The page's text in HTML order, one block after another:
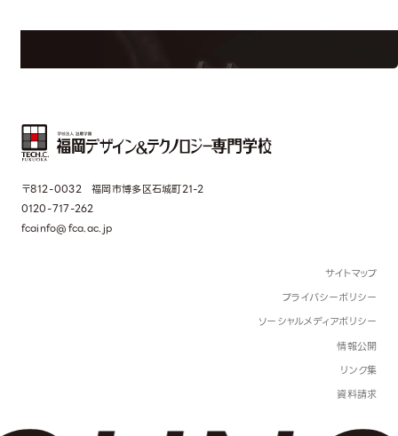
〒812-0032 福岡市博多区石城町21-2
0120-717-262
fcainfo@fca.ac.jp
サイトマップ
プライバシーポリシー
ソーシャルメディアポリシー
情報公開
リンク集
資料請求